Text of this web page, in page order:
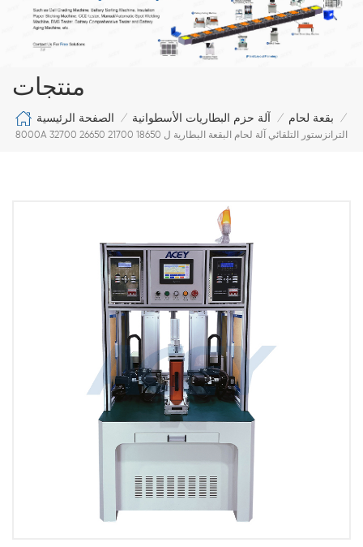
منتجات
الصفحة الرئيسية / آلة حزم البطاريات الأسطوانية / بقعة لحام
/
8000A الترانزستور التلقائي آلة لحام البقعة البطارية ل 18650 21700 26650 32700